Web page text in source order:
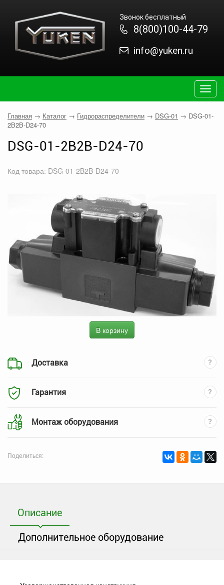
Звонок бесплатный
8(800)100-44-79
info@yuken.ru
Главная → Каталог → Гидрораспределители → DSG-01 → DSG-01-
2B2B-D24-70
DSG-01-2B2B-D24-70
Код товара: DSG-01-2B2B-D24-70
В корзину
Доставка
Гарантия
Монтаж оборудования
Поделиться:
Описание
Дополнительное оборудование